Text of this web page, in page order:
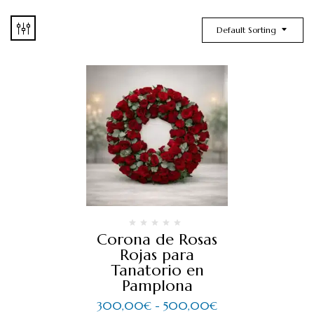
Default Sorting
Corona de Rosas
Rojas para
Tanatorio en
Pamplona
300,00€ - 500,00€